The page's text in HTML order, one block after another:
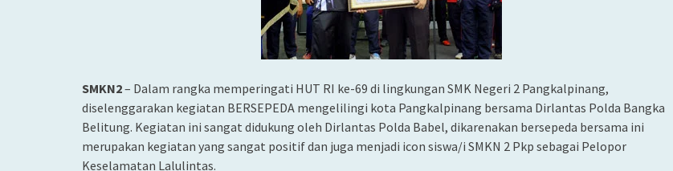
SMKN2– Dalam rangka memperingati HUT RI ke-69 di lingkungan SMK Negeri 2 Pangkalpinang,
diselenggarakan kegiatan BERSEPEDA mengelilingi kota Pangkalpinang bersama Dirlantas Polda Bangka
Belitung. Kegiatan ini sangat didukung oleh Dirlantas Polda Babel, dikarenakan bersepeda bersama ini
merupakan kegiatan yang sangat positif dan juga menjadi icon siswa/i SMKN 2 Pkp sebagai Pelopor
Keselamatan Lalulintas.